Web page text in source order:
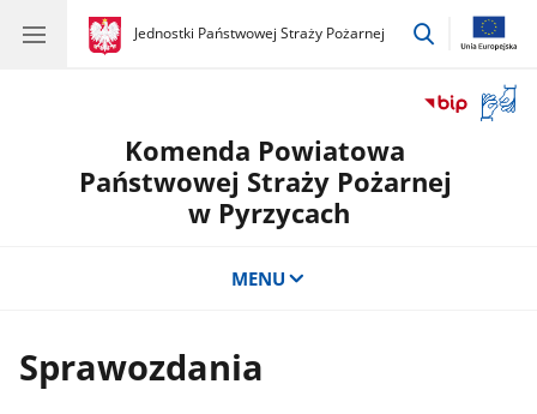
gov.pl
Jednostki Państwowej Straży Pożarnej
gov.pl
Jednostki
przejdź
okno
Komenda Powiatowa
Państwowej Straży Pożarnej
w Pyrzycach
MENU
Sprawozdania